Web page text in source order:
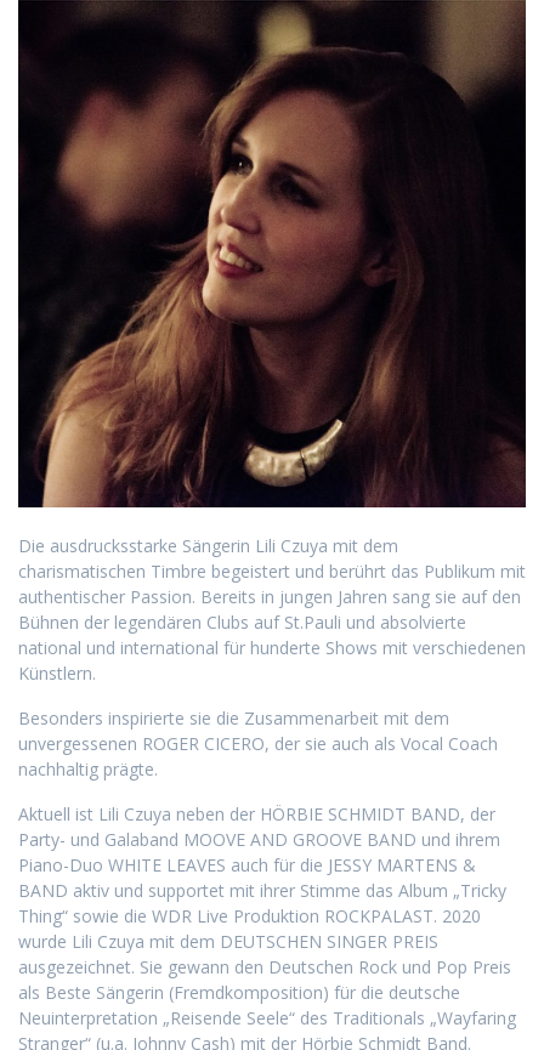
Die ausdrucksstarke Sängerin Lili Czuya mit dem
charismatischen Timbre begeistert und berührt das Publikum mit
authentischer Passion. Bereits in jungen Jahren sang sie auf den
Bühnen der legendären Clubs auf St.Pauli und absolvierte
national und international für hunderte Shows mit verschiedenen
Künstlern.
Besonders inspirierte sie die Zusammenarbeit mit dem
unvergessenen ROGER CICERO, der sie auch als Vocal Coach
nachhaltig prägte.
Aktuell ist Lili Czuya neben der HÖRBIE SCHMIDT BAND, der
Party- und Galaband MOOVE AND GROOVE BAND und ihrem
Piano-Duo WHITE LEAVES auch für die JESSY MARTENS &
BAND aktiv und supportet mit ihrer Stimme das Album „Tricky
Thing“ sowie die WDR Live Produktion ROCKPALAST. 2020
wurde Lili Czuya mit dem DEUTSCHEN SINGER PREIS
ausgezeichnet. Sie gewann den Deutschen Rock und Pop Preis
als Beste Sängerin (Fremdkomposition) für die deutsche
Neuinterpretation „Reisende Seele“ des Traditionals „Wayfaring
Stranger“ (u.a. Johnny Cash) mit der Hörbie Schmidt Band.